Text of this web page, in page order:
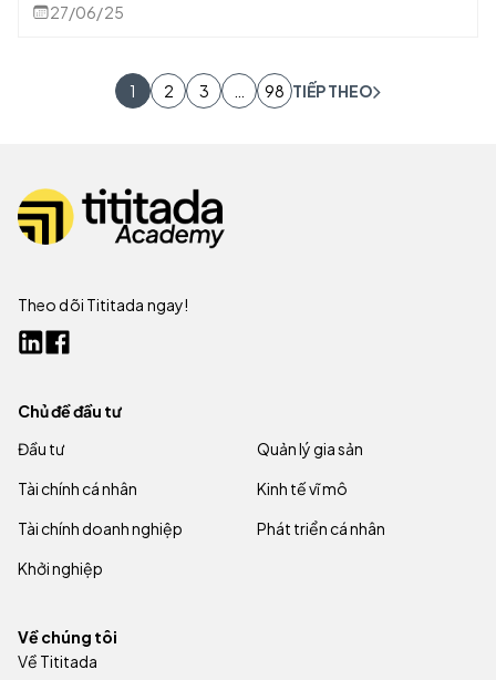
27/06/25
1 2 3 98 TIẾP THEO
Theo dõi Tititada ngay!
Chủ đề đầu tư
Đầu tư
Quản lý gia sản
Tài chính cá nhân
Kinh tế vĩ mô
Tài chính doanh nghiệp
Phát triển cá nhân
Khởi nghiệp
Về chúng tôi
Về Tititada